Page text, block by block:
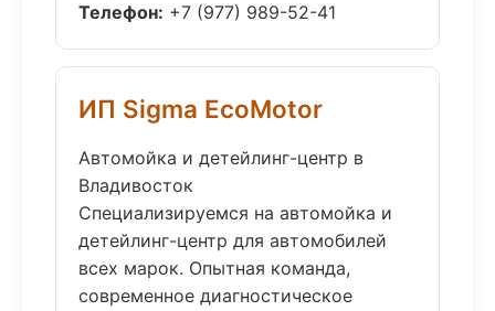
Телефон: +7 (977) 989-52-41
ИП Sigma EcoMotor
Автомойка и детейлинг-центр в
Владивосток
Специализируемся на автомойка и
детейлинг-центр для автомобилей
всех марок. Опытная команда,
современное диагностическое